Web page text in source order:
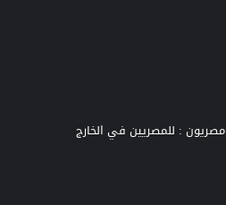
مصريون : للمصريين في الخارج